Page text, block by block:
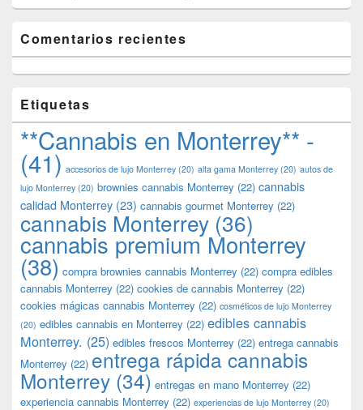
Comentarios recientes
Etiquetas
**Cannabis en Monterrey** -
(41) accesorios de lujo Monterrey (20) alta gama Monterrey (20) autos de
lujo Monterrey (20) brownies cannabis Monterrey (22) cannabis
calidad Monterrey (23) cannabis gourmet Monterrey (22)
cannabis Monterrey (36)
cannabis premium Monterrey
(38) compra brownies cannabis Monterrey (22) compra edibles
cannabis Monterrey (22) cookies de cannabis Monterrey (22)
cookies mágicas cannabis Monterrey (22) cosméticos de lujo Monterrey
(20) edibles cannabis en Monterrey (22) edibles cannabis
Monterrey. (25) edibles frescos Monterrey (22) entrega cannabis
Monterrey (22) entrega rápida cannabis
Monterrey (34) entregas en mano Monterrey (22)
experiencia cannabis Monterrey (22) experiencias de lujo Monterrey (20)